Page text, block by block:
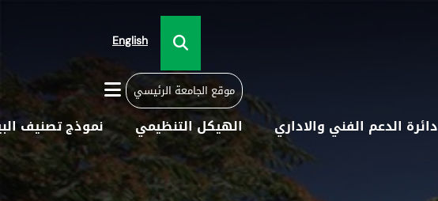
English
موقع الجامعة الرئيسي
دائرة الدعم الفني والاداري الهيكل التنظيمي نموذج تصنيف